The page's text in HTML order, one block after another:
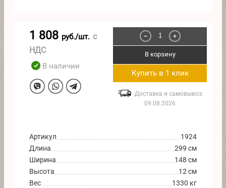
1 808 руб./шт. с
НДС
В наличии
− +
В корзину
Купить в 1 клик
Доставка и самовывоз:
09.08.2026
Артикул
1924
Длина
299 см
Ширина
148 см
Высота
12 см
Вес
1330 кг